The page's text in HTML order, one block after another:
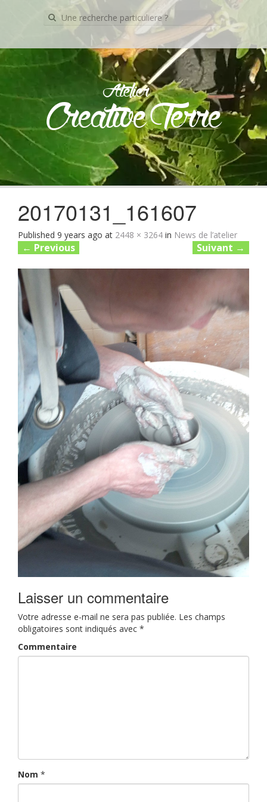
Recherche
pour:
Atelier
Creative Terre
Skip
to
20170131_161607
Published 9 years ago at 2448 × 3264 in News de l’atelier
← Previous Suivant →
Laisser un commentaire
Votre adresse e-mail ne sera pas publiée. Les champs
obligatoires sont indiqués avec *
Commentaire
Nom *